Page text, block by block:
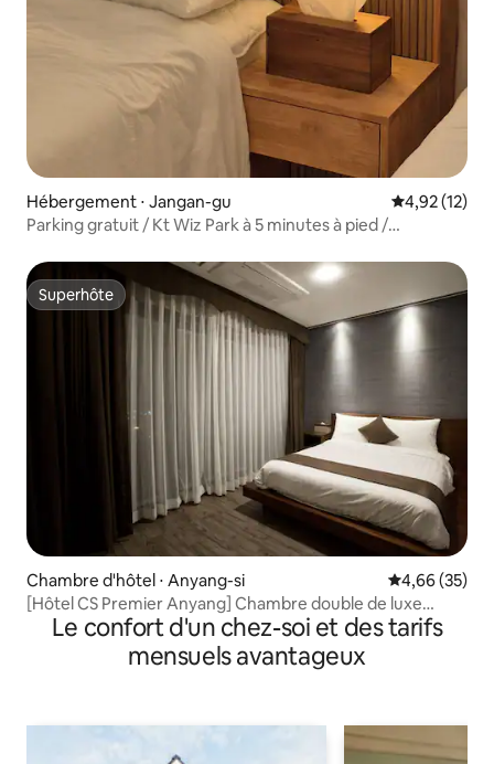
Hébergement ⋅ Jangan-gu Évaluation
4,92 (12)
Parking gratuit / Kt Wiz Park à 5 minutes à pied /
personnes / Voyage d'affaires / Parc Manseok / Supérette
à 1 minute
Superhôte
Superhôte
Chambre d'hôtel ⋅ Anyang-si Évaluation
4,66 (35)
[Hôtel CS Premier Anyang] Chambre double de luxe
#HôtelAnyang #LogementAnyang #GyeonggiAnyang
Le confort d'un chez-soi et des tarifs
mensuels avantageux